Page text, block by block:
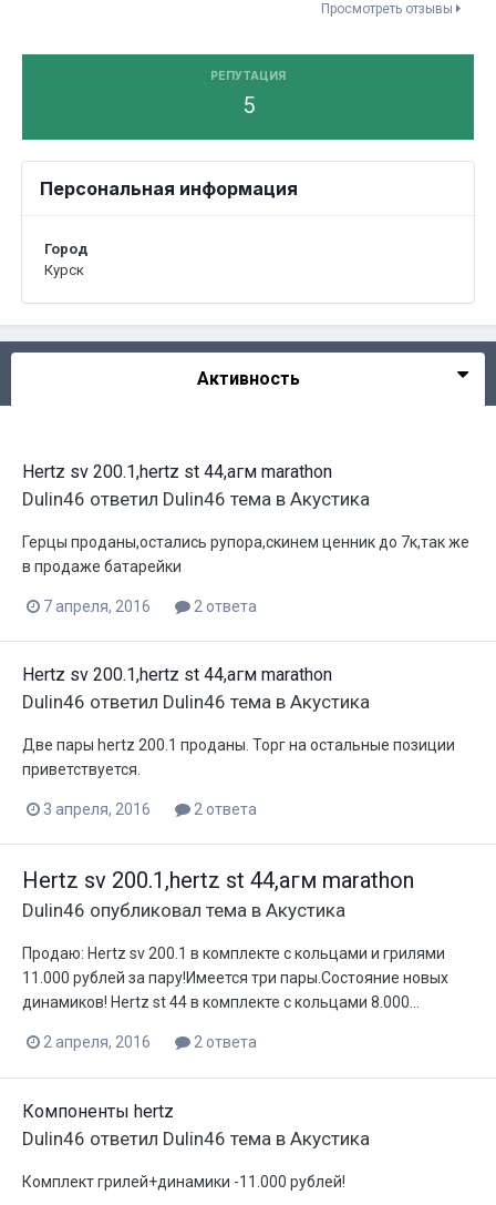
Просмотреть отзывы
РЕПУТАЦИЯ
5
Персональная информация
Город
Курск
Активность
Hertz sv 200.1,hertz st 44,агм marathon
Dulin46 ответил Dulin46 тема в Акустика
Герцы проданы,остались рупора,скинем ценник до 7к,так же
в продаже батарейки
7 апреля, 2016 2 ответа
Hertz sv 200.1,hertz st 44,агм marathon
Dulin46 ответил Dulin46 тема в Акустика
Две пары hertz 200.1 проданы. Торг на остальные позиции
приветствуется.
3 апреля, 2016 2 ответа
Hertz sv 200.1,hertz st 44,агм marathon
Dulin46 опубликовал тема в Акустика
Продаю: Hertz sv 200.1 в комплекте с кольцами и грилями
11.000 рублей за пару!Имеется три пары.Состояние новых
динамиков! Hertz st 44 в комплекте с кольцами 8.000...
2 апреля, 2016 2 ответа
Компоненты hertz
Dulin46 ответил Dulin46 тема в Акустика
Комплект грилей+динамики -11.000 рублей!